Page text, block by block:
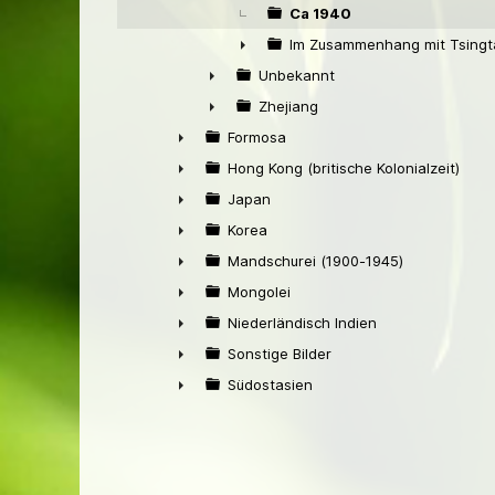
Ca 1940
►
Im Zusammenhang mit
►
Unbekannt
►
Zhejiang
►
Formosa
►
Hong Kong (britische Kolonialzeit)
►
Japan
►
Korea
►
Mandschurei (1900-1945)
►
Mongolei
►
Niederländisch Indien
►
Sonstige Bilder
Südostasien